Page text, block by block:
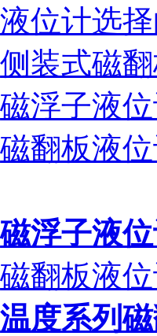
液位计选
侧装式磁
磁浮子液
磁翻板液
磁浮子液
磁翻板液
温度系列